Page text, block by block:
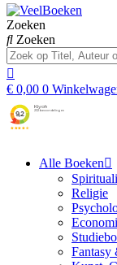
Zoeken
Zoeken
€ 0,00 0
Alle Boeken
Religie
Fantasy